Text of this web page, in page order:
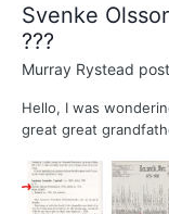
Svenke
???
Murray Rystead
Hello, I was
great great
copy of his
page 480. We don't